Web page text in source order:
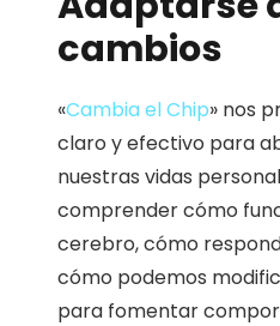
cambios
«Cambia el Chip» nos
claro y efectivo para
nuestras vidas
comprender cómo
cerebro, cómo
cómo podemos
para fomentar